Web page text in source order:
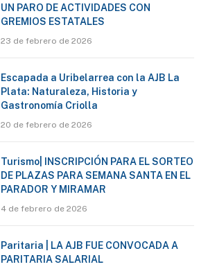
UN PARO DE ACTIVIDADES CON
GREMIOS ESTATALES
23 de febrero de 2026
Escapada a Uribelarrea con la AJB La
Plata: Naturaleza, Historia y
Gastronomía Criolla
20 de febrero de 2026
Turismo| INSCRIPCIÓN PARA EL SORTEO
DE PLAZAS PARA SEMANA SANTA EN EL
PARADOR Y MIRAMAR
4 de febrero de 2026
Paritaria | LA AJB FUE CONVOCADA A
PARITARIA SALARIAL